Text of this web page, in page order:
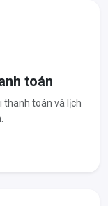
toán
thanh toán và lịch